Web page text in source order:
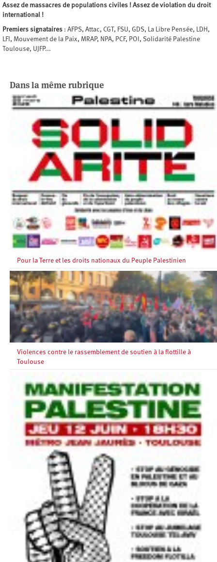
Assez de massacres de populations civiles ! Assez de violation du droit
international !
Premiers signataires : AFPS, Attac, CGT, FSU, GDS, La Libre Pensée, LDH,
LFI, Mouvement de la Paix, MRAP, NPA, PCF, POI, Solidarité Palestine
Toulouse, UJFP...
Dans la même rubrique
Pour la Terre et les droits nationaux du Peuple Palestinien
Violences contre le rassemblement de soutien à la flottille à
Toulouse